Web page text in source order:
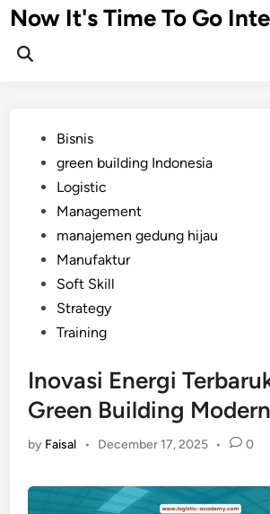
Skip
to
content
Now It's Time To Go
PostedBisnis
green building Indonesia
Logistic
Management
manajemen gedung hijau
Manufaktur
Soft Skill
Strategy
Training
Inovasi Energi
Green Building Modern
by Faisal • December 17, 2025 • 0